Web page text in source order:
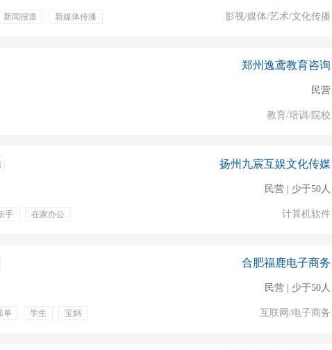
新闻报道
新媒体传播
影视/媒体/艺术/文化传播
郑州逸鸢教育咨询
民营
教育/培训/院校
手
在家办公
扬州九宸互娱文化传媒
民营 | 少于50人
计算机软件
单 学生
宝妈
合肥福鹿电子商务
民营 | 少于50人
互联网/电子商务